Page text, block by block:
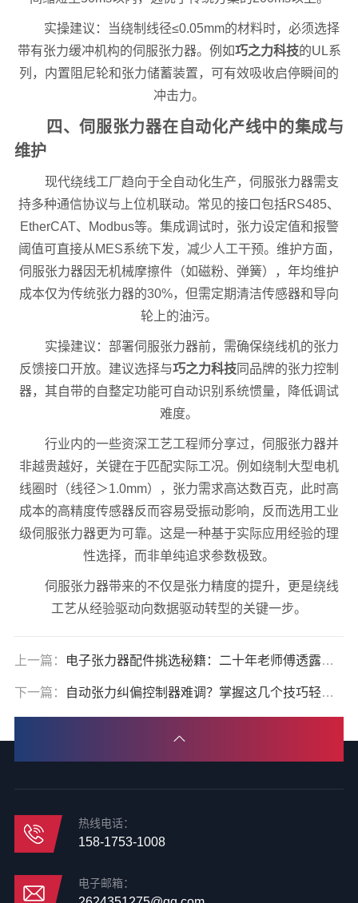
实操建议：当绕制线径≤0.05mm的材料时，必须选择
带有张力缓冲机构的伺服张力器。例如巧之力科技的UL系
列，内置阻尼轮和张力储蓄装置，可有效吸收启停瞬间的
冲击力。
四、伺服张力器在自动化产线中的集成与
维护
现代绕线工厂趋向于全自动化生产，伺服张力器需支
持多种通信协议与上位机联动。常见的接口包括RS485、
EtherCAT、Modbus等。集成调试时，张力设定值和报警
阈值可直接从MES系统下发，减少人工干预。维护方面，
伺服张力器因无机械摩擦件（如磁粉、弹簧），年均维护
成本仅为传统张力器的30%，但需定期清洁传感器和导向
轮上的油污。
实操建议：部署伺服张力器前，需确保绕线机的张力
反馈接口开放。建议选择与巧之力科技 同品牌的张力控制
器，其自带的自整定功能可自动识别系统惯量，降低调试
难度。
行业内的一些资深工艺工程师分享过，伺服张力器并
非越贵越好，关键在于匹配实际工况。例如绕制大型电机
线圈时（线径＞1.0mm），张力需求高达数百克，此时高
成本的高精度传感器反而容易受振动影响，反而选用工业
级伺服张力器更为可靠。这是一种基于实际应用经验的理
性选择，而非单纯追求参数极致。
伺服张力器带来的不仅是张力精度的提升，更是绕线
工艺从经验驱动向数据驱动转型的关键一步。
上一篇： 电子张力器配件挑选秘籍：二十年老师傅透露三大关键
下一篇： 自动张力纠偏控制器难调？掌握这几个技巧轻松搞定
热线电话：
158-1753-1008
电子邮箱：